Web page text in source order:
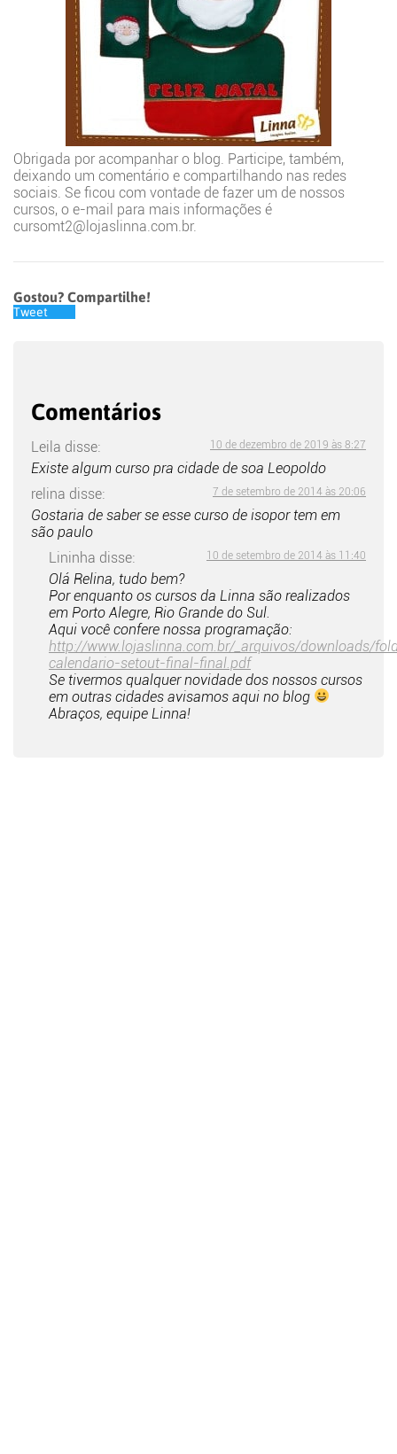
Obrigada por acompanhar o blog. Participe, também,
deixando um comentário e compartilhando nas redes
sociais. Se ficou com vontade de fazer um de nossos
cursos, o e-mail para mais informações é
cursomt2@lojaslinna.com.br.
Gostou? Compartilhe!
Tweet
Comentários
Leila disse: 10 de dezembro de 2019 às 8:27
Existe algum curso pra cidade de soa Leopoldo
relina disse: 7 de setembro de 2014 às 20:06
Gostaria de saber se esse curso de isopor tem em
são paulo
Lininha disse: 10 de setembro de 2014 às 11:40
Olá Relina, tudo bem?
Por enquanto os cursos da Linna são realizados
em Porto Alegre, Rio Grande do Sul.
Aqui você confere nossa programação:
http://www.lojaslinna.com.br/_arquivos/downloads/
calendario-setout-final-final.pdf
Se tivermos qualquer novidade dos nossos cursos
em outras cidades avisamos aqui no blog
Abraços, equipe Linna!